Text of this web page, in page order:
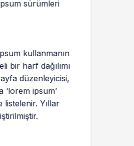
sürümleri
kullanmanın
bir harf dağılımı
düzenleyicisi,
‘lorem ipsum’
listelenir. Yıllar